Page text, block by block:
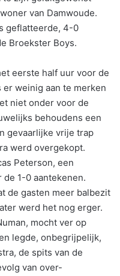
van Damwoude.
geflatteerde, 4-0
Broekster Boys.
eerste half uur voor de
er weinig aan te merken
niet onder voor de
behoudens een
gevaarlijke vrije trap
werd overgekopt.
Peterson, een
de 1-0 aantekenen.
de gasten meer balbezit
werd het nog erger.
mocht ver op
legde, onbegrijpelijk,
de spits van de
van over-